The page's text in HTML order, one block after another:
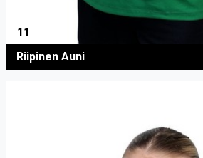
11
Riipinen Auni